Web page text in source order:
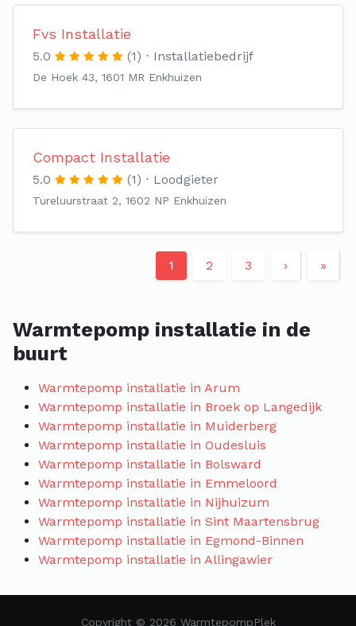
Fvs Installatie
5.0 (1) Installatiebedrijf
De Hoek 43, 1601 MR Enkhuizen
Compact Installatie
5.0 (1) Loodgieter
Tureluurstraat 2, 1602 NP Enkhuizen
1 2 3 › »
Warmtepomp installatie in de
buurt
Warmtepomp installatie in Arum
Warmtepomp installatie in Broek op Langedijk
Warmtepomp installatie in Muiderberg
Warmtepomp installatie in Oudesluis
Warmtepomp installatie in Bolsward
Warmtepomp installatie in Emmeloord
Warmtepomp installatie in Nijhuizum
Warmtepomp installatie in Sint Maartensbrug
Warmtepomp installatie in Egmond-Binnen
Warmtepomp installatie in Allingawier
Copyright © 2026 WarmtepompPlek